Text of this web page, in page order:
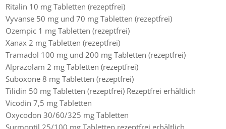
Ritalin 10 mg Tabletten (rezeptfrei)
Vyvanse 50 mg und 70 mg Tabletten (rezeptfrei)
Ozempic 1 mg Tabletten (rezeptfrei)
Xanax 2 mg Tabletten (rezeptfrei)
Tramadol 100 mg und 200 mg Tabletten (rezeptfrei)
Alprazolam 2 mg Tabletten (rezeptfrei)
Suboxone 8 mg Tabletten (rezeptfrei)
Tilidin 50 mg Tabletten (rezeptfrei) Rezeptfrei erhältlich
Vicodin 7,5 mg Tabletten
Oxycodon 30/60/325 mg Tabletten
Surmontil 25/100 mg Tabletten rezeptfrei erhältlich